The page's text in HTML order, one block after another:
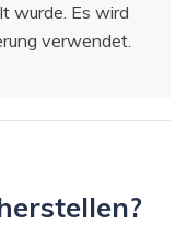
wurde. Es wird
verwendet.